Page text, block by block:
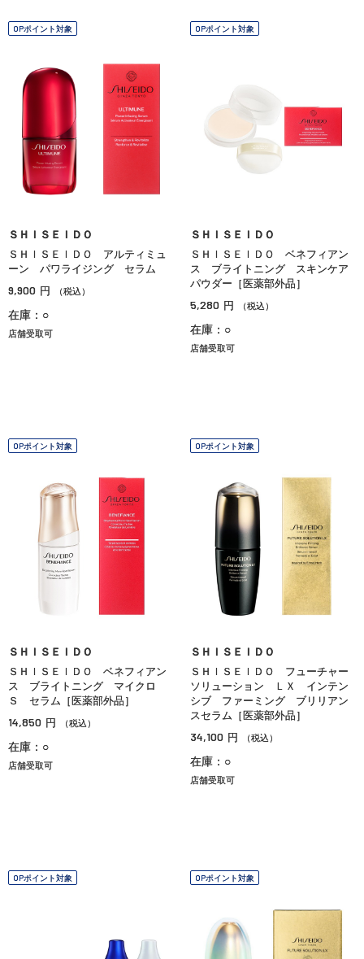
OPポイント対象
ＳＨＩＳＥＩＤＯ
ＳＨＩＳＥＩＤＯ アルティミュ
ーン パワライジング セラム
9,900 円 （税込）
在庫：○
店舗受取可
OPポイント対象
ＳＨＩＳＥＩＤＯ
ＳＨＩＳＥＩＤＯ ベネフィアン
ス ブライトニング スキンケア
パウダー［医薬部外品］
5,280 円 （税込）
在庫：○
店舗受取可
OPポイント対象
ＳＨＩＳＥＩＤＯ
ＳＨＩＳＥＩＤＯ ベネフィアン
ス ブライトニング マイクロ
Ｓ セラム［医薬部外品］
14,850 円 （税込）
在庫：○
店舗受取可
OPポイント対象
ＳＨＩＳＥＩＤＯ
ＳＨＩＳＥＩＤＯ フューチャー
ソリューション ＬＸ インテン
シブ ファーミング ブリリアン
スセラム［医薬部外品］
34,100 円 （税込）
在庫：○
店舗受取可
OPポイント対象 OPポイント対象